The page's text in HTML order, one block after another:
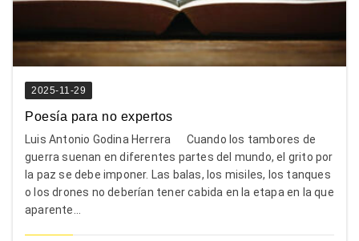
2025-11-29
Poesía para no expertos
Luis Antonio Godina Herrera Cuando los tambores de
guerra suenan en diferentes partes del mundo, el grito por
la paz se debe imponer. Las balas, los misiles, los tanques
o los drones no deberían tener cabida en la etapa en la que
aparente...